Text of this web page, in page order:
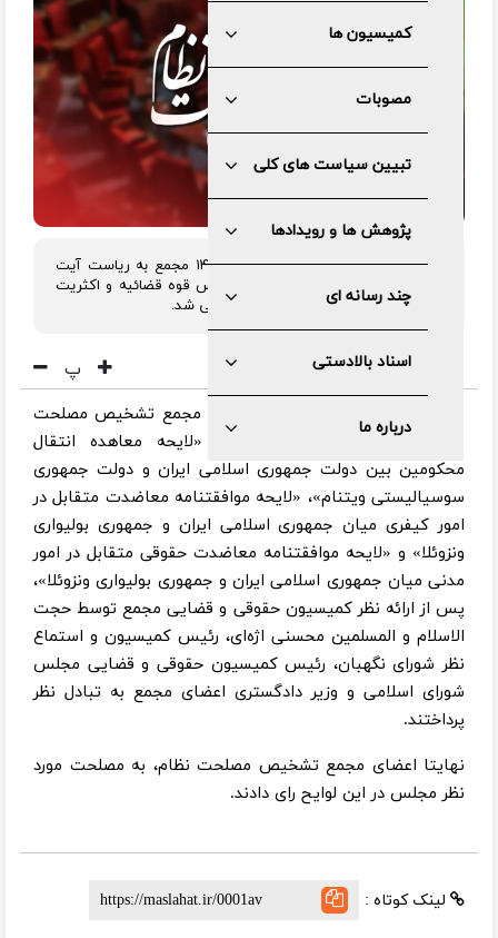
کمیسیون ها
مصوبات
تبیین سیاست های کلی
پژوهش ها و رویدادها
چند رسانه ای
اسناد بالادستی
درباره ما
در جلسه روز چهارشنبه اول مردادماه۱۴۰۴ مجمع به ریاست آیت
الله صادق آملی لاریجانی با حضور رئیس قوه قضائیه و اکثریت
اعضاء، سه موضوع اصراری مجلس بررسی شد.
پ
به گزارش مرکز رسانه و روابط عمومی مجمع تشخیص مصلحت
نظام، در این جلسه در خصوص «لایحه معاهده انتقال
محکومین بین دولت جمهوری اسلامی ایران و دولت جمهوری
سوسیالیستی ویتنام»، «لایحه موافقتنامه معاضدت متقابل در
امور کیفری میان جمهوری اسلامی ایران و جمهوری بولیواری
ونزوئلا» و «لایحه موافقتنامه معاضدت حقوقی متقابل در امور
مدنی میان جمهوری اسلامی ایران و جمهوری بولیواری ونزوئلا»،
پس از ارائه نظر کمیسیون حقوقی و قضایی مجمع توسط حجت
الاسلام و المسلمین محسنی اژه‌ای، رئیس کمیسیون و استماع
نظر شورای نگهبان، رئیس کمیسیون حقوقی و قضایی مجلس
شورای اسلامی و وزیر دادگستری اعضای مجمع به تبادل نظر
پرداختند.
نهایتا اعضای مجمع تشخیص مصلحت نظام، به مصلحت مورد
نظر مجلس در این لوایح رای دادند.
لینک کوتاه :